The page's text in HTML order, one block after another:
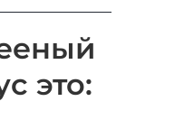
это: